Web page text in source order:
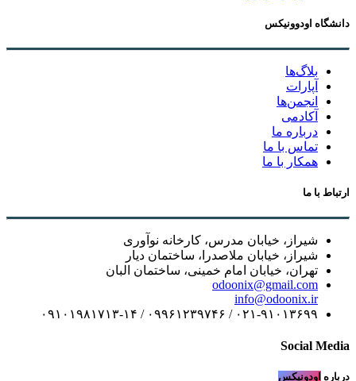
دانشگاه اودوونیکس
بلاگ‌ها
آپارات
انجمن‌ها
آکادمی
درباره ما
تماس با ما
همکار با ما
ارتباط با ما
شیراز، خیابان مدرس، کارخانه نوآوری
شیراز، خیابان ملاصدرا، ساختمان دیار
تهران، خیابان امام خمینی، ساختمان البان
odoonix@gmail.com
info@odoonix.ir
۰۲۱-۹۱۰۱۳۶۹۹ / ۰۹۹۶۱۲۳۹۷۴۶ / ۰۹۱۰۱۹۸۱۷۱۳-۱۴
Social Media
درباره اودونیکس